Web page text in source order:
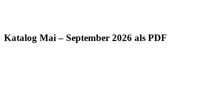
Katalog Mai – September 2026 als PDF